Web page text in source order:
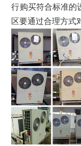
行购买符合标准的
区要通过合理方式